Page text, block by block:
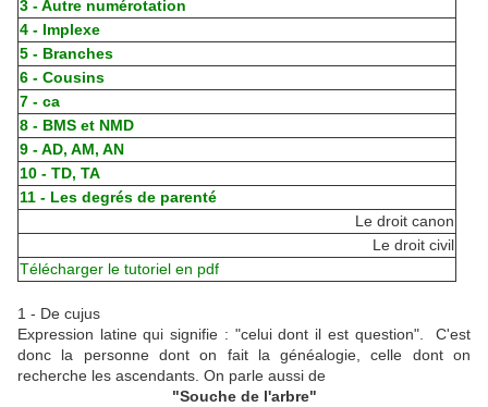
3 - Autre numérotation
4 - Implexe
5 - Branches
6 - Cousins
7 - ca
8 - BMS et NMD
9 - AD, AM, AN
10 - TD, TA
11 - Les degrés de parenté
Le droit canon
Le droit civil
Télécharger le tutoriel en pdf
1 - De cujus
Expression latine qui signifie : "celui dont il est question". C'est
donc la personne dont on fait la généalogie, celle dont on
recherche les ascendants. On parle aussi de
"Souche de l'arbre"